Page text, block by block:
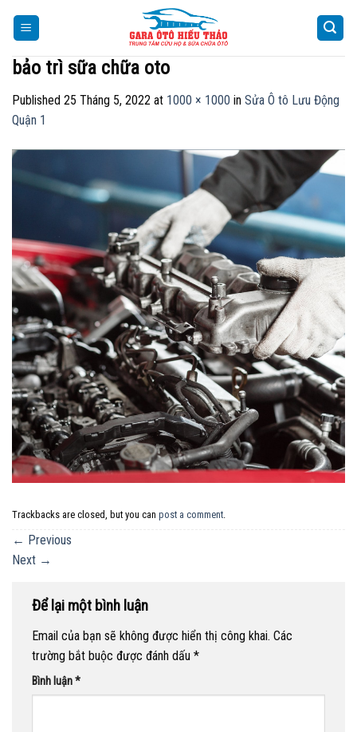
bảo trì sữa chữa oto
Published 25 Tháng 5, 2022 at 1000 × 1000 in Sửa Ô tô Lưu Động
Quận 1
Trackbacks are closed, but you can post a comment.
← Previous
Next →
Để lại một bình luận
Email của bạn sẽ không được hiển thị công khai. Các
trường bắt buộc được đánh dấu *
Bình luận*